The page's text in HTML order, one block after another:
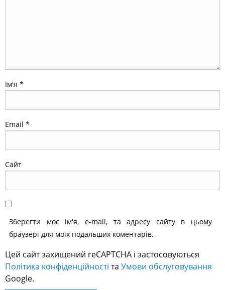
Ім'я *
Email *
Сайт
Зберегти моє ім'я, e-mail, та адресу сайту в цьому
браузері для моїх подальших коментарів.
Цей сайт захищений reCAPTCHA і застосовуються
Політика конфіденційності та Умови обслуговування
Google.